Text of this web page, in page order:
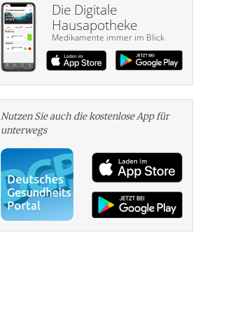
Die Digitale
Hausapotheke
Medikamente immer im Blick
Nutzen Sie auch die kosten­lose App für
unterwegs